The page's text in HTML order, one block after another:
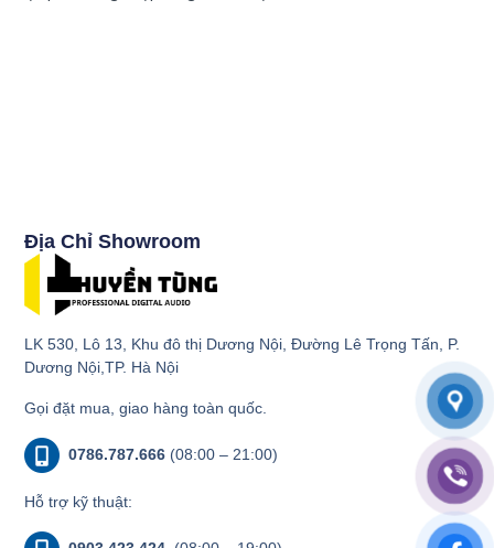
Địa Chỉ Showroom
LK 530, Lô 13, Khu đô thị Dương Nội, Đường Lê Trọng Tấn, P.
Dương Nội,TP. Hà Nội
Gọi đặt mua, giao hàng toàn quốc.
0786.787.666 (08:00 – 21:00)
Hỗ trợ kỹ thuật: